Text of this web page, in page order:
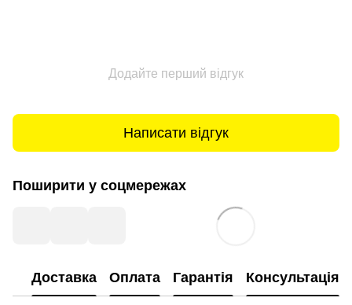
Додайте перший відгук
Написати відгук
Поширити у соцмережах
Доставка Оплата Гарантія Консультація